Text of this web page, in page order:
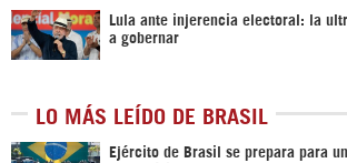
Lula ante injerencia electoral: la
a gobernar
LO MÁS LEÍDO DE BRASIL
Ejército de Brasil se prepara para